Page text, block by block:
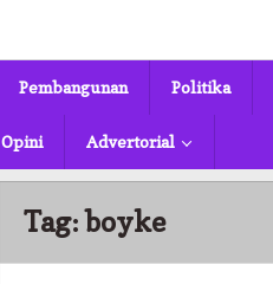
Pembangunan Politika
Opini Advertorial
Tag:boyke